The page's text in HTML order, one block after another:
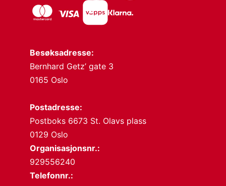
Besøksadresse:
Bernhard Getz’ gate 3
0165 Oslo
Postadresse:
Postboks 6673 St. Olavs plass
0129 Oslo
Organisasjonsnr.:
929556240
Telefonnr.: